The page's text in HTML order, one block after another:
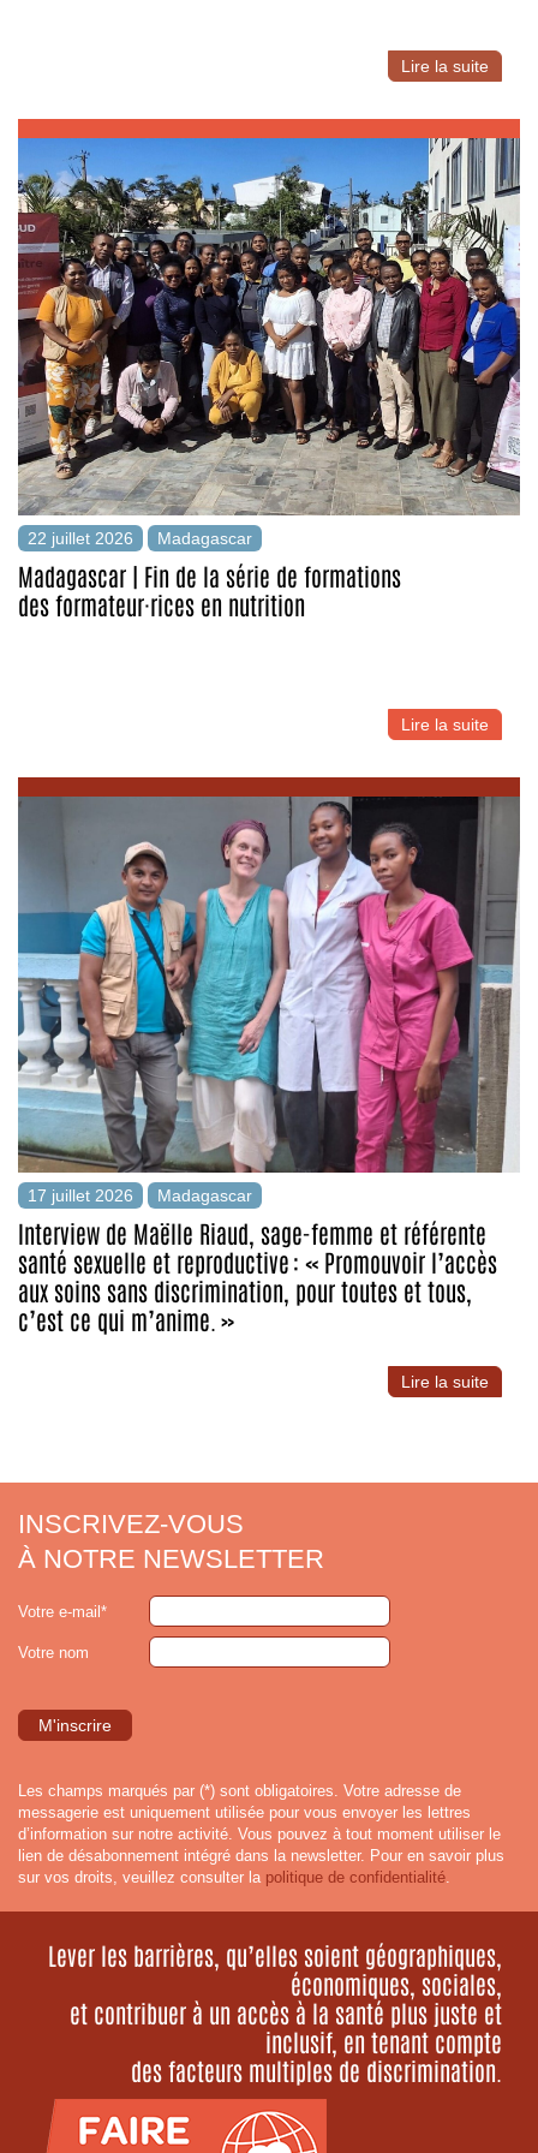
Lire la suite
22 juillet 2026 Madagascar
Madagascar | Fin de la série de formations
des formateur·rices en nutrition
Lire la suite
17 juillet 2026 Madagascar
Interview de Maëlle Riaud, sage-femme et référente
santé sexuelle et reproductive : « Promouvoir l’accès
aux soins sans discrimination, pour toutes et tous,
c’est ce qui m’anime. »
Lire la suite
INSCRIVEZ-VOUS
À NOTRE NEWSLETTER
Votre e-mail*
Votre nom
Les champs marqués par (*) sont obligatoires. Votre adresse de
messagerie est uniquement utilisée pour vous envoyer les lettres
d’information sur notre activité. Vous pouvez à tout moment utiliser le
lien de désabonnement intégré dans la newsletter. Pour en savoir plus
sur vos droits, veuillez consulter la politique de confidentialité
Lever les barrières, qu’elles soient géographiques,
économiques, sociales,
et contribuer à un accès à la santé plus juste et
inclusif, en tenant compte
des facteurs multiples de discrimination.